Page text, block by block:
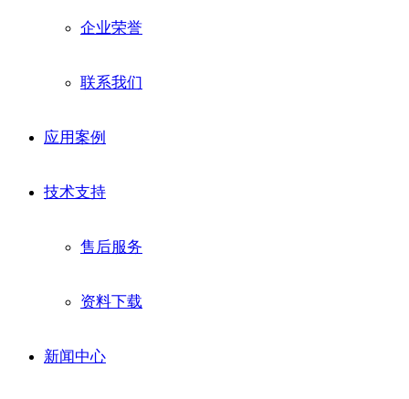
企业荣誉
联系我们
应用案例
技术支持
售后服务
资料下载
新闻中心